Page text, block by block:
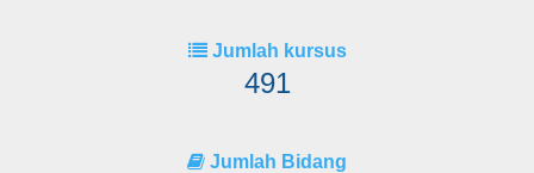
Jumlah kursus
491
Jumlah Bidang